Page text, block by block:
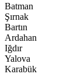
Batman
Şırnak
Bartın
Ardahan
Iğdır
Yalova
Karabük